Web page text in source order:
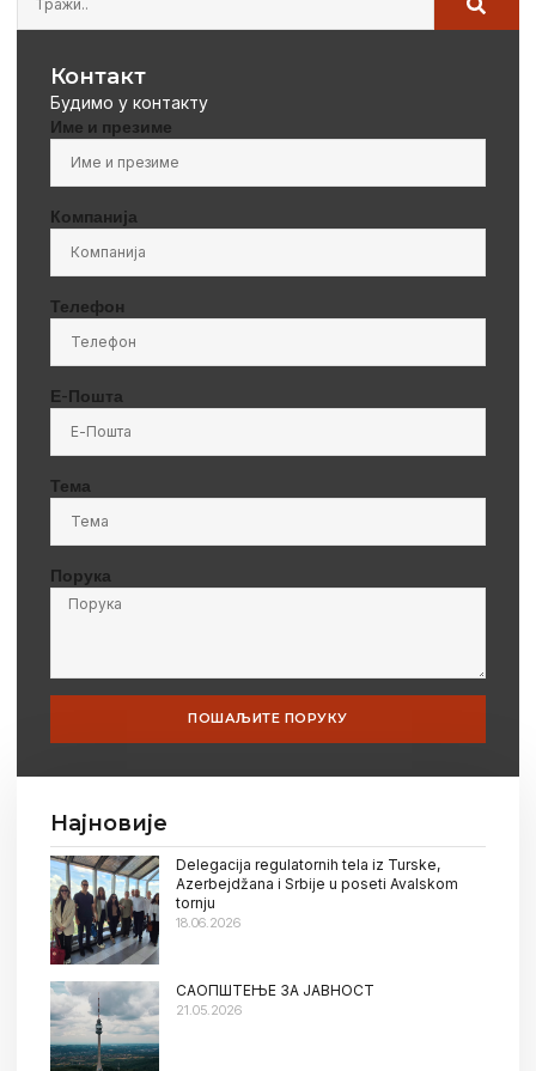
Контакт
Будимо у контакту
Име и презиме
Компанија
Телефон
Е-Пошта
Тема
Порука
ПОШАЉИТЕ ПОРУКУ
Најновије
Delegacija regulatornih tela iz Turske,
Azerbejdžana i Srbije u poseti Avalskom
tornju
18.06.2026
САОПШТЕЊЕ ЗА ЈАВНОСТ
21.05.2026